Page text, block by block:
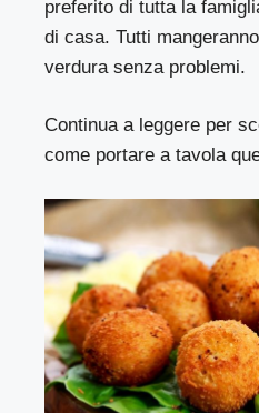
preferito di tutta la
di casa. Tutti
verdura senza problemi.
Continua a leggere per
come portare a tavola